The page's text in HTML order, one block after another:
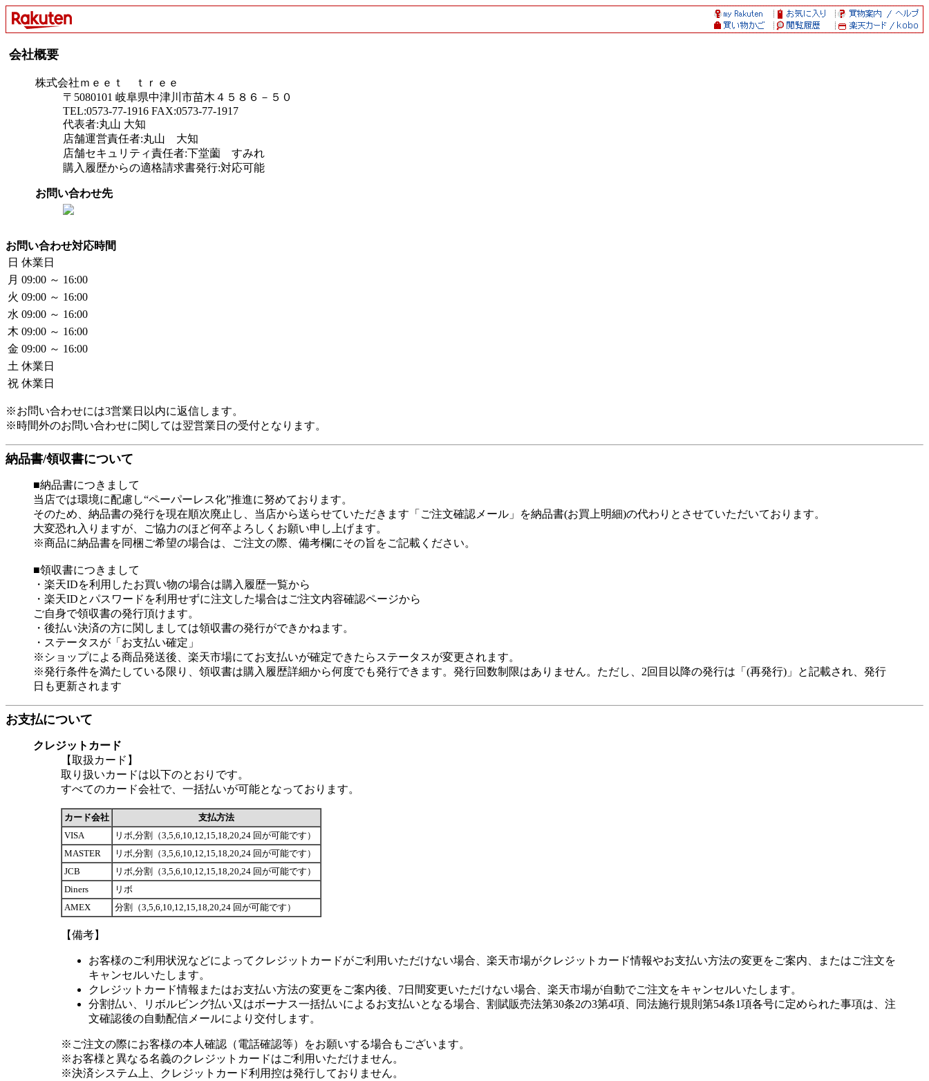
会社概要
株式会社ｍｅｅｔ ｔｒｅｅ
〒5080101 岐阜県中津川市苗木４５８６－５０
TEL:0573-77-1916 FAX:0573-77-1917
代表者:丸山 大知
店舗運営責任者:丸山 大知
店舗セキュリティ責任者:下堂薗 すみれ
購入履歴からの適格請求書発行:対応可能
お問い合わせ先
お問い合わせ対応時間
日 休業日
月 09:00 ～ 16:00
火 09:00 ～ 16:00
水 09:00 ～ 16:00
木 09:00 ～ 16:00
金 09:00 ～ 16:00
土 休業日
祝 休業日
※お問い合わせには3営業日以内に返信します。
※時間外のお問い合わせに関しては翌営業日の受付となります。
納品書/領収書について
■納品書につきまして
当店では環境に配慮し“ペーパーレス化”推進に努めております。
そのため、納品書の発行を現在順次廃止し、当店から送らせていただきます「ご注文確認メール」を納品書(お買上明細)の代わりとさせていただいております。
大変恐れ入りますが、ご協力のほど何卒よろしくお願い申し上げます。
※商品に納品書を同梱ご希望の場合は、ご注文の際、備考欄にその旨をご記載ください。
■領収書につきまして
・楽天IDを利用したお買い物の場合は購入履歴一覧から
・楽天IDとパスワードを利用せずに注文した場合はご注文内容確認ページから
ご自身で領収書の発行頂けます。
・後払い決済の方に関しましては領収書の発行ができかねます。
・ステータスが「お支払い確定」
※ショップによる商品発送後、楽天市場にてお支払いが確定できたらステータスが変更されます。
※発行条件を満たしている限り、領収書は購入履歴詳細から何度でも発行できます。発行回数制限はありません。ただし、2回目以降の発行は「(再発行)」と記載され、発行
日も更新されます
お支払について
クレジットカード
【取扱カード】
取り扱いカードは以下のとおりです。
すべてのカード会社で、一括払いが可能となっております。
カード会社
支払方法
VISA
リボ,分割（3,5,6,10,12,15,18,20,24 回が可能です）
MASTER
リボ,分割（3,5,6,10,12,15,18,20,24 回が可能です）
JCB
リボ,分割（3,5,6,10,12,15,18,20,24 回が可能です）
Diners
リボ
AMEX
分割（3,5,6,10,12,15,18,20,24 回が可能です）
【備考】
お客様のご利用状況などによってクレジットカードがご利用いただけない場合、楽天市場がクレジットカード情報やお支払い方法の変更をご案内、またはご注文を
キャンセルいたします。
クレジットカード情報またはお支払い方法の変更をご案内後、7日間変更いただけない場合、楽天市場が自動でご注文をキャンセルいたします。
分割払い、リボルビング払い又はボーナス一括払いによるお支払いとなる場合、割賦販売法第30条2の3第4項、同法施行規則第54条1項各号に定められた事項は、注
文確認後の自動配信メールにより交付します。
※ご注文の際にお客様の本人確認（電話確認等）をお願いする場合もございます。
※お客様と異なる名義のクレジットカードはご利用いただけません。
※決済システム上、クレジットカード利用控は発行しておりません。